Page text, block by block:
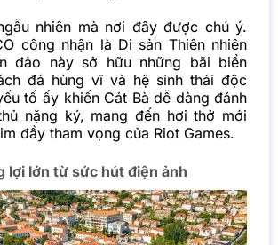
nhiên mà nơi đây được chú ý.
công nhận là Di sản Thiên nhiên
đảo này sở hữu những bãi biển
đá hùng vĩ và hệ sinh thái độc
tố ấy khiến Cát Bà dễ dàng đánh
nặng ký, mang đến hơi thở mới
đầy tham vọng của Riot Games.
lợi lớn từ sức hút điện ảnh